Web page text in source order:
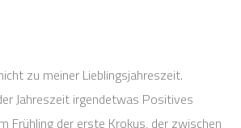
zu meiner Lieblingsjahreszeit.
Jahreszeit irgendetwas Positives
Frühling der erste Krokus, der zwischen